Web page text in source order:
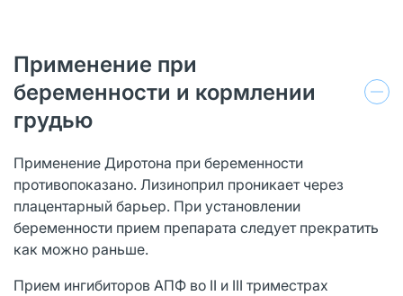
Применение при
беременности и кормлении
грудью
Применение Диротона при беременности
противопоказано. Лизиноприл проникает через
плацентарный барьер. При установлении
беременности прием препарата следует прекратить
как можно раньше.
Прием ингибиторов АПФ во II и III триместрах